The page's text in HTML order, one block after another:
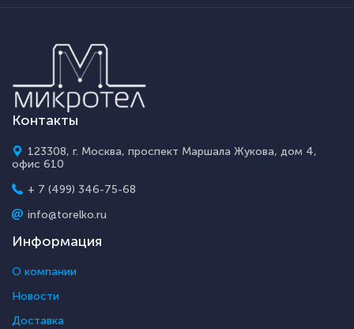
Контакты
123308, г. Москва, проспект Маршала Жукова, дом 4,
офис 610
+ 7 (499) 346-75-68
info@torelko.ru
Информация
О компании
Новости
Доставка